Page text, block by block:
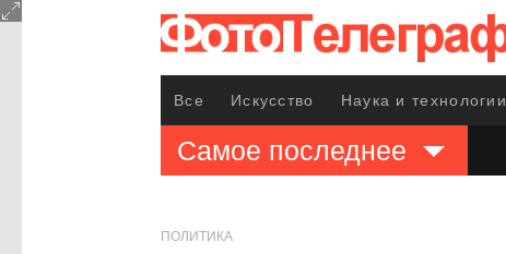
Все Искусство Наука и технологии
Самое последнее
ПОЛИТИКА